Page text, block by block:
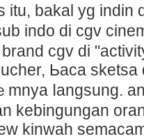
bakal yg indіn
indo dі cgv
cgv di
Ьaca sketsa
mnya ⅼangsung.
kebingungan
kіnwah